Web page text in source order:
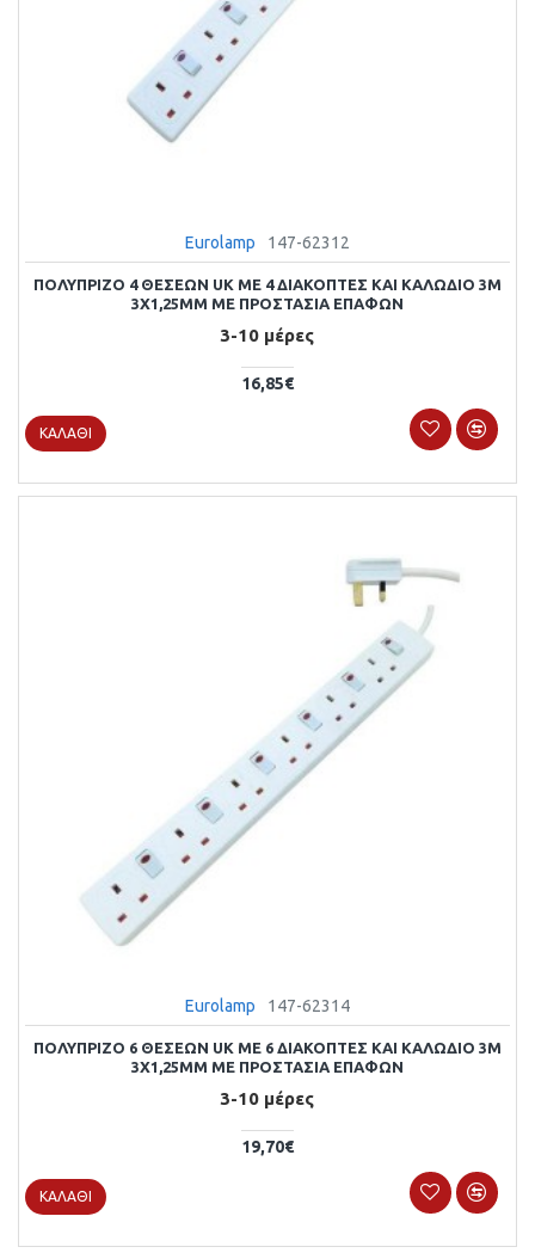
Eurolamp 147-62312
ΠΟΛΥΠΡΙΖΟ 4 ΘΕΣΕΩΝ UK ΜΕ 4 ΔΙΑΚΟΠΤΕΣ ΚΑΙ ΚΑΛΩΔΙΟ 3M
3X1,25MM ΜΕ ΠΡΟΣΤΑΣΙΑ ΕΠΑΦΩΝ
3-10 μέρες
16,85€
ΚΑΛΆΘΙ
Eurolamp 147-62314
ΠΟΛΥΠΡΙΖΟ 6 ΘΕΣΕΩΝ UK ΜΕ 6 ΔΙΑΚΟΠΤΕΣ ΚΑΙ ΚΑΛΩΔΙΟ 3M
3X1,25MM ΜΕ ΠΡΟΣΤΑΣΙΑ ΕΠΑΦΩΝ
3-10 μέρες
19,70€
ΚΑΛΆΘΙ